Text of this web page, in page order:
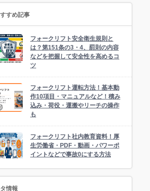
すめ記事
フォークリフト安全衛生規則と
は？第151条の3・4、罰則の内容
などを把握して安全性を高めるコ
ツ
フォークリフト運転方法！基本動
作10項目・マニュアルなど！積み
込み・荷役・運搬やリーチの操作
も
フォークリフト社内教育資料！厚
生労働省・PDF・動画・パワーポ
イントなどで事故0にする方法
情報